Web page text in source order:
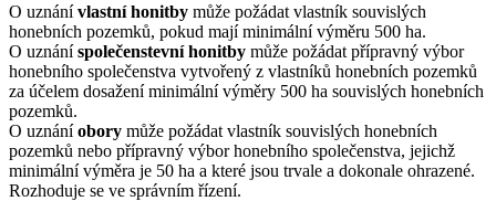
O uznánívlastní honitby může požádat vlastník souvislých
honebních pozemků, pokud mají minimální výměru 500 ha.
O uznáníspolečenstevní honitby může požádat přípravný výbor
honebního společenstva vytvořený z vlastníků honebních pozemků
za účelem dosažení minimální výměry 500 ha souvislých honebních
pozemků.
O uznáníobory může požádat vlastník souvislých honebních
pozemků nebo přípravný výbor honebního společenstva, jejichž
minimální výměra je 50 ha a které jsou trvale a dokonale ohrazené.
Rozhoduje se ve správním řízení.